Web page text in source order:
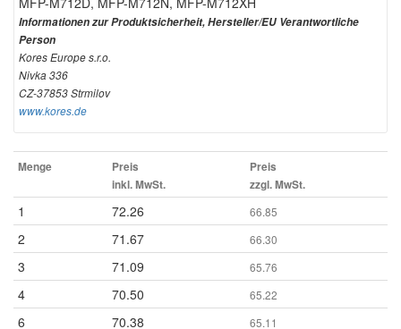
Informationen zur Produktsicherheit, Hersteller/EU Verantwortliche
Person
Kores Europe s.r.o.
Nivka 336
CZ-37853 Strmilov
www.kores.de
Menge
Preis
inkl. MwSt.
Preis
zzgl. MwSt.
1 72.26 66.85
2 71.67 66.30
3 71.09 65.76
4 70.50 65.22
6 70.38
65.11